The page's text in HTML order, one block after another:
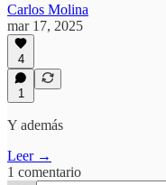
Carlos Molina
mar 17, 2025
4
1
Y además
Leer →
1 comentario